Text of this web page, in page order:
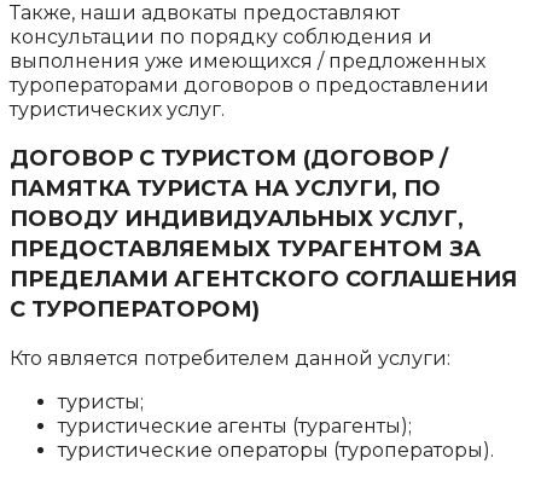
Также, наши адвокаты предоставляют
консультации по порядку соблюдения и
выполнения уже имеющихся / предложенных
туроператорами договоров о предоставлении
туристических услуг.
ДОГОВОР С ТУРИСТОМ (ДОГОВОР /
ПАМЯТКА ТУРИСТА НА УСЛУГИ, ПО
ПОВОДУ ИНДИВИДУАЛЬНЫХ УСЛУГ,
ПРЕДОСТАВЛЯЕМЫХ ТУРАГЕНТОМ ЗА
ПРЕДЕЛАМИ АГЕНТСКОГО СОГЛАШЕНИЯ
С ТУРОПЕРАТОРОМ)
Кто является потребителем данной услуги:
туристы;
туристические агенты (турагенты);
туристические операторы (туроператоры).